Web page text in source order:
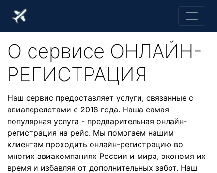
О cервисе ОНЛАЙН-
РЕГИСТРАЦИЯ
Наш сервис предоставляет услуги, связанные с
авиаперелетами с 2018 года. Наша самая
популярная услуга - предварительная онлайн-
регистрация на рейс. Мы помогаем нашим
клиентам проходить онлайн-регистрацию во
многих авиакомпаниях России и мира, экономя их
время и избавляя от дополнительных забот. Наш